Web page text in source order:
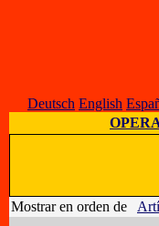
Deutsch English
Mostrar en orden de